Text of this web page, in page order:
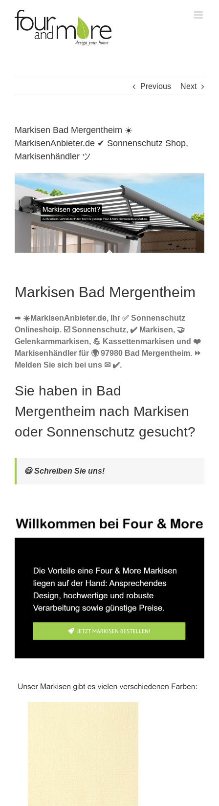
content
Previous Next
Markisen Bad Mergentheim ☀️
MarkisenAnbieter.de ✔ Sonnenschutz Shop,
Markisenhändler ツ
Markisen Bad Mergentheim
➨ ☀️MarkisenAnbieter.de, Ihr ✅ Sonnenschutz
Onlineshoip. ☑️ Sonnenschutz, ✔️ Markisen, 🤝
Gelenkarmmarkisen, 💪 Kassettenmarkisen und ❤️
Markisenhändler für 🌍 97980 Bad Mergentheim. ⏩
Melden Sie sich bei uns ✉ ✔️.
Sie haben in Bad
Mergentheim nach Markisen
oder Sonnenschutz gesucht?
😃 Schreiben Sie uns!